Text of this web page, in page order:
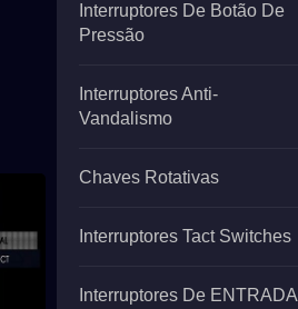
Interruptores De Botão De
Pressão
Interruptores Anti-
Vandalismo
Chaves Rotativas
Interruptores Tact Switches
Interruptores De ENTRADA